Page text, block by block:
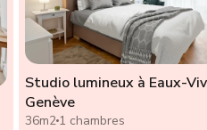
Studio lumineux à Eaux-
Genève
36m2 1 chambres